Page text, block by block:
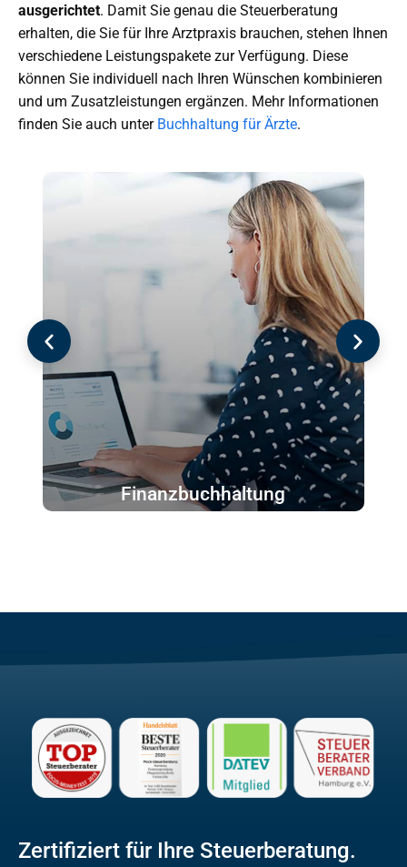
ausgerichtet. Damit Sie genau die Steuerberatung
erhalten, die Sie für Ihre Arztpraxis brauchen, stehen Ihnen
verschiedene Leistungspakete zur Verfügung. Diese
können Sie individuell nach Ihren Wünschen kombinieren
und um Zusatzleistungen ergänzen. Mehr Informationen
finden Sie auch unter Buchhaltung für Ärzte.
Finanzbuchhaltung
Zertifiziert für Ihre Steuerberatung.